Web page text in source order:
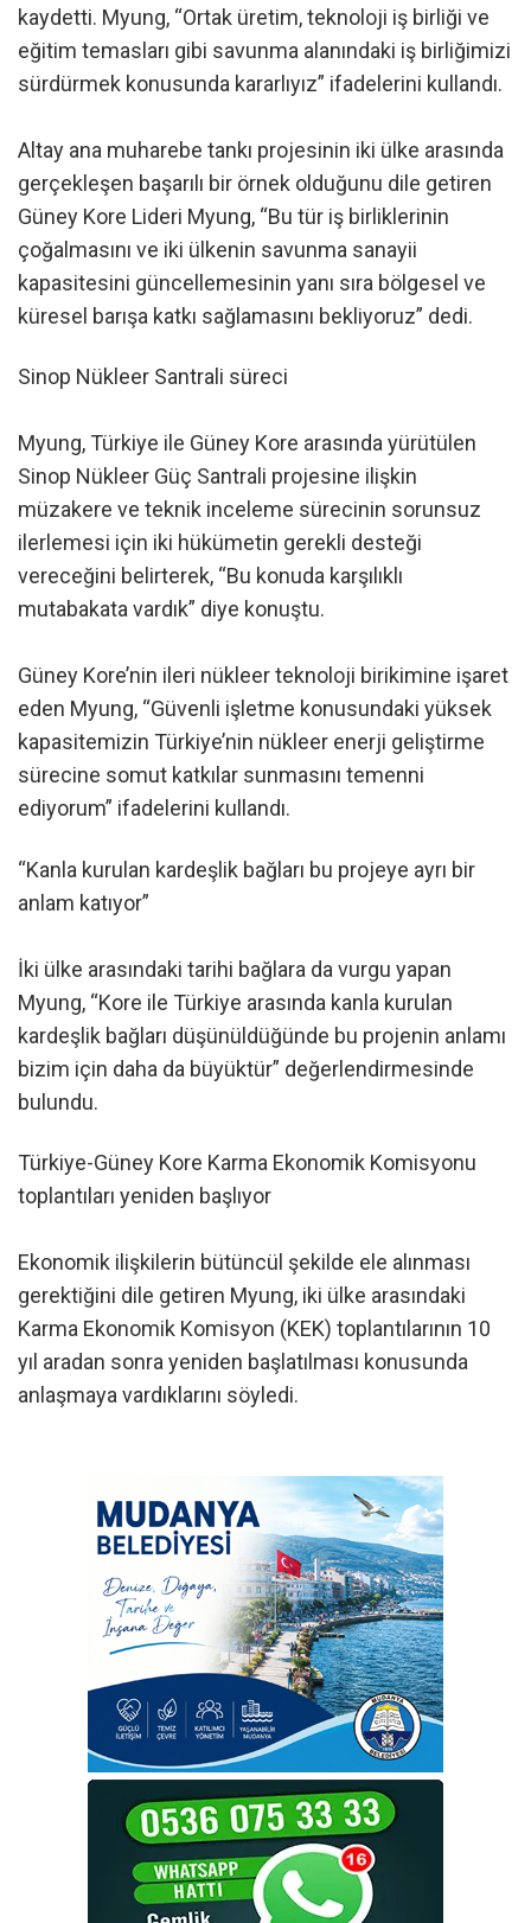
kaydetti. Myung, “Ortak üretim, teknoloji iş birliği ve
eğitim temasları gibi savunma alanındaki iş birliğimizi
sürdürmek konusunda kararlıyız” ifadelerini kullandı.
Altay ana muharebe tankı projesinin iki ülke arasında
gerçekleşen başarılı bir örnek olduğunu dile getiren
Güney Kore Lideri Myung, “Bu tür iş birliklerinin
çoğalmasını ve iki ülkenin savunma sanayii
kapasitesini güncellemesinin yanı sıra bölgesel ve
küresel barışa katkı sağlamasını bekliyoruz” dedi.
Sinop Nükleer Santrali süreci
Myung, Türkiye ile Güney Kore arasında yürütülen
Sinop Nükleer Güç Santrali projesine ilişkin
müzakere ve teknik inceleme sürecinin sorunsuz
ilerlemesi için iki hükümetin gerekli desteği
vereceğini belirterek, “Bu konuda karşılıklı
mutabakata vardık” diye konuştu.
Güney Kore’nin ileri nükleer teknoloji birikimine işaret
eden Myung, “Güvenli işletme konusundaki yüksek
kapasitemizin Türkiye’nin nükleer enerji geliştirme
sürecine somut katkılar sunmasını temenni
ediyorum” ifadelerini kullandı.
“Kanla kurulan kardeşlik bağları bu projeye ayrı bir
anlam katıyor”
İki ülke arasındaki tarihi bağlara da vurgu yapan
Myung, “Kore ile Türkiye arasında kanla kurulan
kardeşlik bağları düşünüldüğünde bu projenin anlamı
bizim için daha da büyüktür” değerlendirmesinde
bulundu.
Türkiye-Güney Kore Karma Ekonomik Komisyonu
toplantıları yeniden başlıyor
Ekonomik ilişkilerin bütüncül şekilde ele alınması
gerektiğini dile getiren Myung, iki ülke arasındaki
Karma Ekonomik Komisyon (KEK) toplantılarının 10
yıl aradan sonra yeniden başlatılması konusunda
anlaşmaya vardıklarını söyledi.